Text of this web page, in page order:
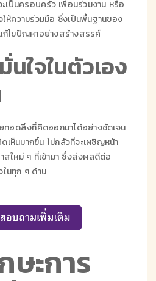
ะเป็นครอบครัว เพื่อนร่วมงาน หรือ
ห้ความร่วมมือ ซึ่งเป็นพื้นฐานของ
ก้ไขปัญหาอย่างสร้างสรรค์
นใจในตัวเอง
ทอดสิ่งที่คิดออกมาได้อย่างชัดเจน
ห็นมากขึ้น ไม่กลัวที่จะเผชิญหน้า
ใหม่ ๆ ที่เข้ามา ซึ่งส่งผลดีต่อ
นทุก ๆ ด้าน
ษะการ